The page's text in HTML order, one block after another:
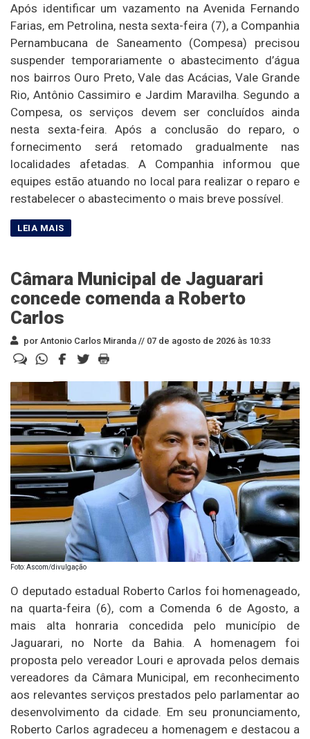
Após identificar um vazamento na Avenida Fernando
Farias, em Petrolina, nesta sexta-feira (7), a Companhia
Pernambucana de Saneamento (Compesa) precisou
suspender temporariamente o abastecimento d’água
nos bairros Ouro Preto, Vale das Acácias, Vale Grande
Rio, Antônio Cassimiro e Jardim Maravilha. Segundo a
Compesa, os serviços devem ser concluídos ainda
nesta sexta-feira. Após a conclusão do reparo, o
fornecimento será retomado gradualmente nas
localidades afetadas. A Companhia informou que
equipes estão atuando no local para realizar o reparo e
restabelecer o abastecimento o mais breve possível.
Câmara Municipal de Jaguarari
concede comenda a Roberto
Carlos
por Antonio Carlos Miranda // 07 de agosto de 2026 às 10:33
Foto: Ascom/divulgação
O deputado estadual Roberto Carlos foi homenageado,
na quarta-feira (6), com a Comenda 6 de Agosto, a
mais alta honraria concedida pelo município de
Jaguarari, no Norte da Bahia. A homenagem foi
proposta pelo vereador Louri e aprovada pelos demais
vereadores da Câmara Municipal, em reconhecimento
aos relevantes serviços prestados pelo parlamentar ao
desenvolvimento da cidade. Em seu pronunciamento,
Roberto Carlos agradeceu a homenagem e destacou a